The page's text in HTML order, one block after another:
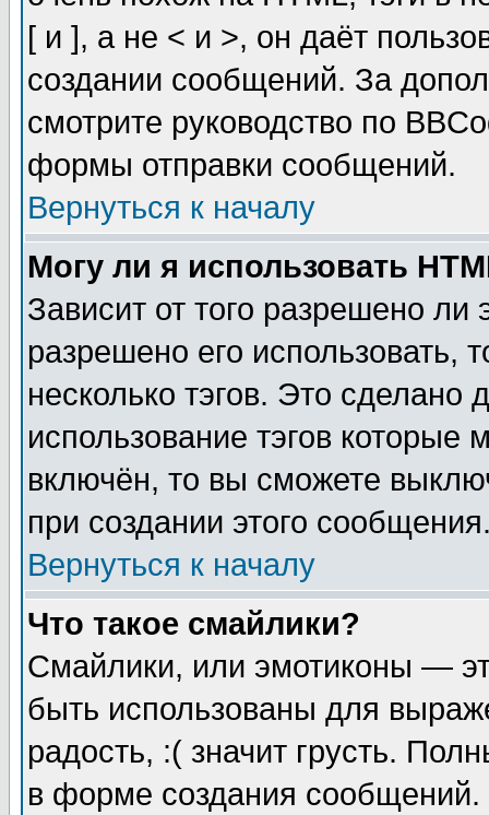
[ и ], а не < и >, он даёт
создании сообщений. За
смотрите руководство по
формы отправки сообщений.
Вернуться к началу
Могу ли я использовать
Зависит от того разрешено
разрешено его использовать,
несколько тэгов. Это сделано
использование тэгов
включён, то вы сможете
при создании этого
Вернуться к началу
Что такое смайлики?
Смайлики, или эмотиконы —
быть использованы для
радость, :( значит грусть.
в форме создания сообщений.